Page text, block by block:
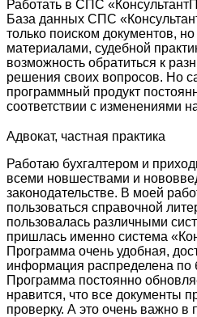
Работать в СПС
База данных СПС
только поиском документов,
материалами, судебной
возможность обратиться к
решения своих вопросов. Но
программный продукт
соответствии с изменениями
Адвокат, частная практика
Работаю бухгалтером и
всеми новшествами и
законодательстве. В моей
пользоваться справочной
пользовалась различными
пришлась именно система
Программа очень удобная,
информация распределена по
Программа постоянно
нравится, что все документы
проверку. А это очень важно в